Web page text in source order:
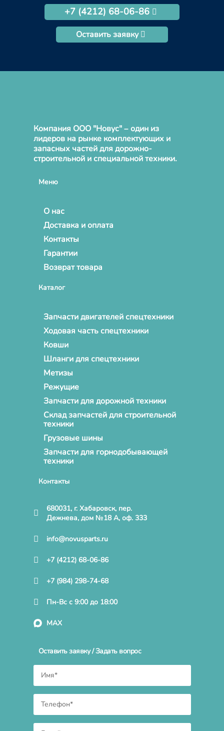
+7 (4212) 68-06-86
Оставить заявку
Компания ООО "Новус" – один из
лидеров на рынке комплектующих и
запасных частей для дорожно-
строительной и специальной техники.
Меню
О нас
Доставка и оплата
Контакты
Гарантии
Возврат товара
Каталог
Запчасти двигателей спецтехники
Ходовая часть спецтехники
Ковши
Шланги для спецтехники
Метизы
Режущие
Запчасти для дорожной техники
Склад запчастей для строительной
техники
Грузовые шины
Запчасти для горнодобывающей
техники
Контакты
680031, г. Хабаровск, пер.
Дежнева, дом №18 А, оф. 333
info@novusparts.ru
+7 (4212) 68-06-86
+7 (984) 298-74-68
Пн-Вс с 9:00 до 18:00
MAX
Оставить заявку / Задать вопрос